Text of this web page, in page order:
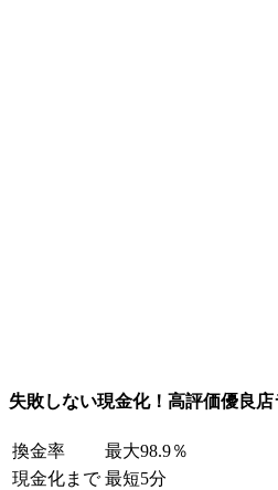
失敗しない現金化！高評価優良
換金率
最大98.9％
現金化まで 最短5分